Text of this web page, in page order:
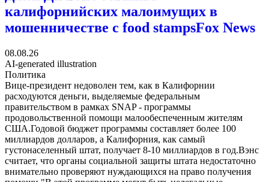
калифорнийских малоимущих в
мошенничестве с food stampsFox News
08.08.26
AI-generated illustration
Политика
Вице-президент недоволен тем, как в Калифорнии
расходуются деньги, выделяемые федеральным
правительством в рамках SNAP - программы
продовольственной помощи малообеспеченным жителям
США.Годовой бюджет программы составляет более 100
миллиардов долларов, а Калифорния, как самый
густонаселенный штат, получает 8-10 миллиардов в год.Вэнс
считает, что органы социальной защиты штата недостаточно
внимательно проверяют нуждающихся на право получения